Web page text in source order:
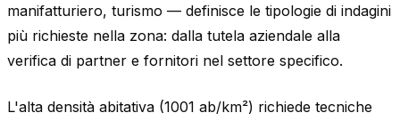
manifatturiero, turismo — definisce le tipologie di indagini
più richieste nella zona: dalla tutela aziendale alla
verifica di partner e fornitori nel settore specifico.
L'alta densità abitativa (1001 ab/km²) richiede tecniche